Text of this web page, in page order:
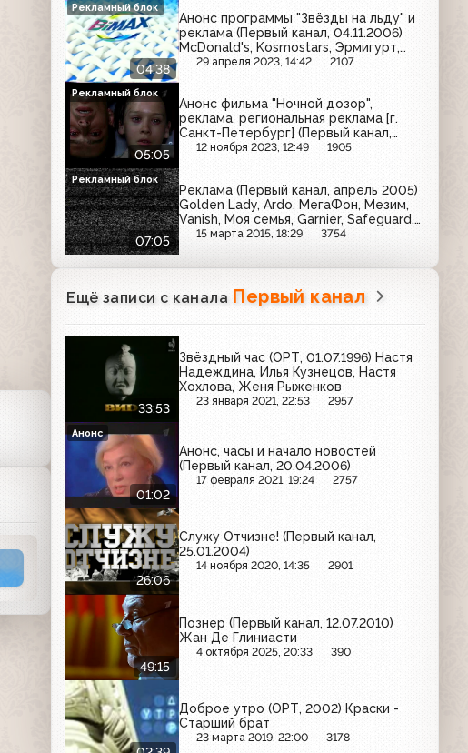
04:38
Анонс программы "Звёзды на льду" и
реклама (Первый канал, 04.11.2006)
McDonald's, Kosmostars, Эрмигурт,
BiMax, Ahmad Tea, Nesquik,
29 апреля 2023, 14:42 2107
Рекламный блок
05:05
Анонс фильма "Ночной дозор",
реклама, региональная реклама [г.
Санкт-Петербург] (Первый канал,
март 2007) Tuborg, Garnier, ПИТ, Ile de
мир, Ori, Valio
12 ноября 2023, 12:49 1905
Рекламный блок
07:05
Реклама (Первый канал, апрель 2005)
Golden Lady, Ardo, МегаФон, Мезим,
Vanish, Моя семья, Garnier, Safeguard,
Ременс, Liasson
15 марта 2015, 18:29 3754
Рекламный блок
Ещё записи с канала Первый канал
33:53
Звёздный час (ОРТ, 01.07.1996) Настя
Надеждина, Илья Кузнецов, Настя
Хохлова, Женя Рыженков
23 января 2021, 22:53 2957
01:02
Анонс, часы и начало новостей
(Первый канал, 20.04.2006)
17 февраля 2021, 19:24 2757
Анонс
26:06
Служу Отчизне! (Первый канал,
25.01.2004)
14 ноября 2020, 14:35 2901
49:15
Познер (Первый канал, 12.07.2010)
Жан Де Глиниасти
4 октября 2025, 20:33 390
Доброе утро (ОРТ, 2002) Краски -
Старший брат
23 марта 2019, 22:00 3178